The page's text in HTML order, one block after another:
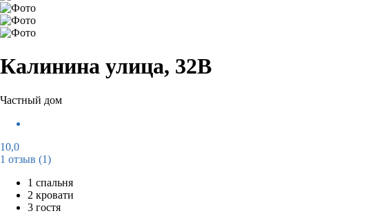
Калинина улица, 32В
Частный дом
10,0
1 отзыв (1)
1 спальня
2 кровати
3 гостя